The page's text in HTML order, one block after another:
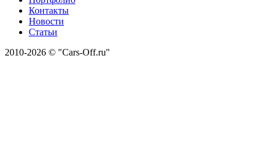
Контакты
Новости
Статьи
2010-2026 © "Cars-Off.ru"